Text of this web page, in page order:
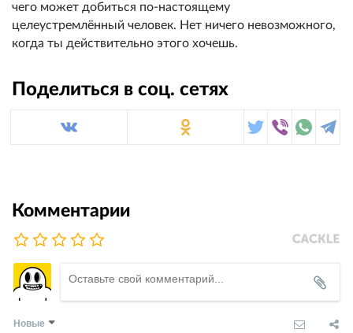
чего может добиться по-настоящему
целеустремлённый человек. Нет ничего невозможного,
когда ты действительно этого хочешь.
Поделиться в соц. сетях
Комментарии
Новые